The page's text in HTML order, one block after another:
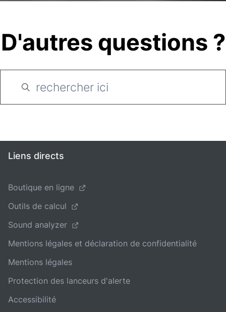
D'autres questions ?
Liens directs
Boutique en ligne
Outils de calcul
Sound analyzer
Mentions légales et déclaration de confidentialité
Mentions légales
Protection des lanceurs d'alerte
Accessibilité